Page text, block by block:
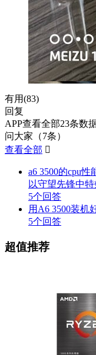
有用(83)
回复
APP查看全部23条数
问大家（7条）
查看全部 
a6 3500的cpu
以守望先锋中
5个回答
用A6 3500装机
5个回答
超值推荐